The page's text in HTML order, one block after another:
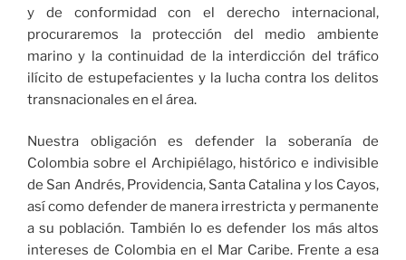
y de conformidad con el derecho internacional,
procuraremos la protección del medio ambiente
marino y la continuidad de la interdicción del tráfico
ilícito de estupefacientes y la lucha contra los delitos
transnacionales en el área.
Nuestra obligación es defender la soberanía de
Colombia sobre el Archipiélago, histórico e indivisible
de San Andrés, Providencia, Santa Catalina y los Cayos,
así como defender de manera irrestricta y permanente
a su población. También lo es defender los más altos
intereses de Colombia en el Mar Caribe. Frente a esa